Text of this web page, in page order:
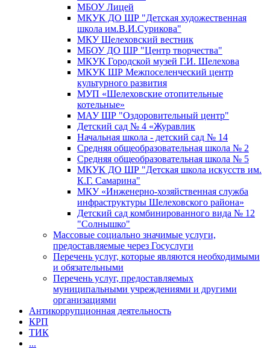
МБОУ Лицей
МКУК ДО ШР "Детская художественная
школа им.В.И.Сурикова"
МКУ Шелеховский вестник
МБОУ ДО ШР "Центр творчества"
МКУК Городской музей Г.И. Шелехова
МКУК ШР Межпоселенческий центр
культурного развития
МУП «Шелеховские отопительные
котельные»
МАУ ШР "Оздоровительный центр"
Детский сад № 4 «Журавлик
Начальная школа - детский сад № 14
Средняя общеобразовательная школа № 2
Средняя общеобразовательная школа № 5
МКУК ДО ШР "Детская школа искусств им.
К.Г. Самарина"
МКУ «Инженерно-хозяйственная служба
инфраструктуры Шелеховского района»
Детский сад комбинированного вида № 12
"Солнышко"
Массовые социально значимые услуги,
предоставляемые через Госуслуги
Перечень услуг, которые являются необходимыми
и обязательными
Перечень услуг, предоставляемых
муниципальными учреждениями и другими
организациями
Антикоррупционная деятельность
КРП
ТИК
...